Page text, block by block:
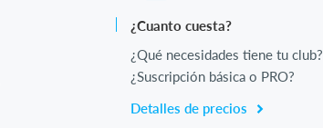
¿Cuanto cuesta?
¿Qué necesidades tiene tu club?
¿Suscripción básica o PRO?
Detalles de precios